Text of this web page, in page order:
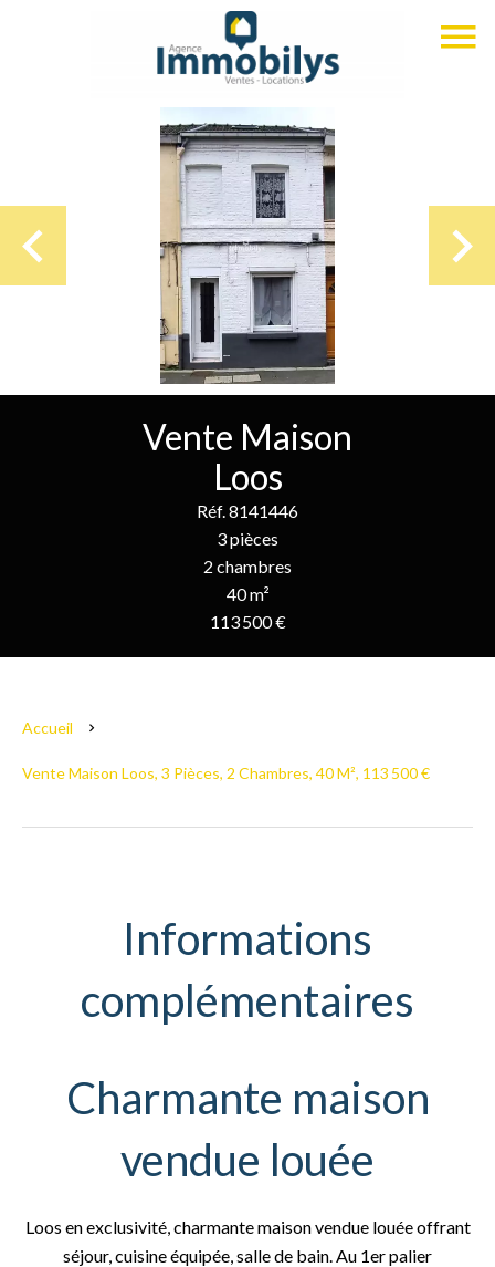
Vente Maison
Loos
Réf. 8141446
3 pièces
2 chambres
40 m²
113 500 €
Accueil
Vente Maison Loos, 3 Pièces, 2 Chambres, 40 M², 113 500 €
Informations
complémentaires
Charmante maison
vendue louée
Loos en exclusivité, charmante maison vendue louée offrant
séjour, cuisine équipée, salle de bain. Au 1er palier